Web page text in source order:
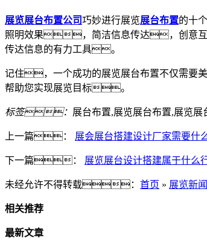
展览展台布置公司巧妙进行展览展台布置的十
照明效果，简洁信息传达，创意
传达信息的有力工具。
记住，一个成功的展览展台布置不仅需
帮助您实现展览目标。
标签： 展台布置,展览展台布置,展览展
上一篇： 展会展台搭建设计厂家需要
下一篇： 展览展台设计搭建属于什
未经允许不得转载： 首页 » 展览新闻
相关推荐
最新文章